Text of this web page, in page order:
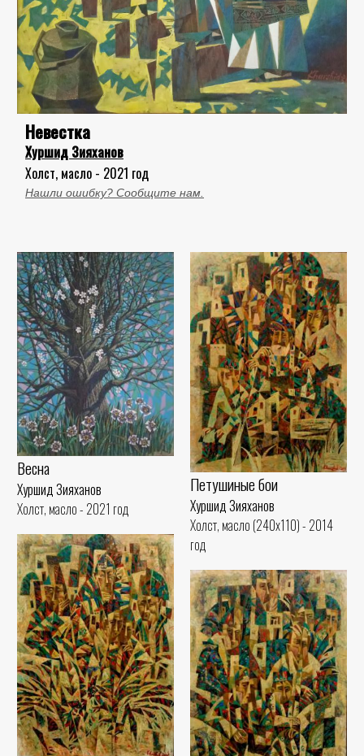
Невестка
Хуршид Зияханов
Холст, масло - 2021 год
Нашли ошибку? Сообщите нам.
Весна
Хуршид Зияханов
Холст, масло - 2021 год
Петушиные бои
Хуршид Зияханов
Холст, масло (240x110) - 2014
год